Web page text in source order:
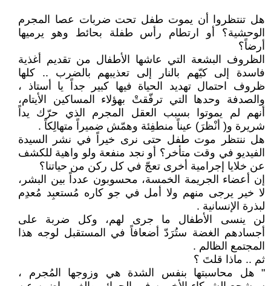
هل تنتظروا أن يموت طفل تحت ضربات عصا المجرم
الوحشية؟ أو ارتطام رأس طفلة بحائط وهو يرميها
أرضاً؟
الظروف البشعة التي عاشها الأطفال من تقديم أغذية
فاسدة إلى كيّهم بالنار إلى تعذيبهم بالضرب .. كلها
ظروف احتمال تهديد الحياة فيها كبير جداً يا أستاذ ،
والصدفة وحدها التي ترفّقتْ بهؤلاء المساكين الأيتام،
أنهم لم يموتوا بسبب العقل المجرم الذي حرّك يداً
شريرة و( أنْظرَ) عيناً منطفِئة وهمّش ضميراً متهالِكاً .
هل ننتظر موت طفل حتى نرى خيراً في نشر السيدة
الفيديو في وقت متأخر؟ أو نجد منفعة ولو واهية للكشف
عن خلايا إجرامية أخرى تعجّ في كل ركن من حياتنا؟
إن أعضاء الجريمة الخمسة، محسوبون عدداً بين البشر،
لا خير يرجى منهم ولا أمل في جو كاره مُستعبِد مُعدِم
لبذرة الإنسانية .
لن ينسى الأطفال ما جرى لهم، وكل ضربة على
أجسادهم الغضة ستُرَدّ أضعافاً في المستقبل لوجه هذا
المجتمع الظالم .
ثم .. ماذا قلتَ ؟
" هل محاسبتها بنفس الشدة هي وزوجها المُجرم ،